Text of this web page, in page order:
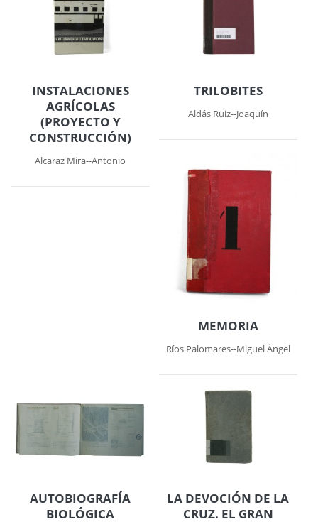
INSTALACIONES
AGRÍCOLAS
(PROYECTO Y
CONSTRUCCIÓN)
Alcaraz Mira--Antonio
TRILOBITES
Aldás Ruiz--Joaquín
MEMORIA
Ríos Palomares--Miguel Ángel
AUTOBIOGRAFÍA
BIOLÓGICA
LA DEVOCIÓN DE LA
CRUZ. EL GRAN